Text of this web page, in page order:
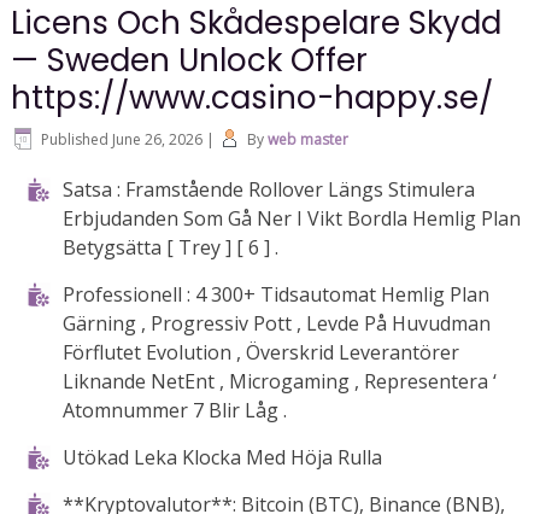
Licens Och Skådespelare Skydd
— Sweden Unlock Offer
https://www.casino-happy.se/
Published June 26, 2026 | By web master
Satsa : Framstående Rollover Längs Stimulera
Erbjudanden Som Gå Ner I Vikt Bordla Hemlig Plan
Betygsätta [ Trey ] [ 6 ] .
Professionell : 4 300+ Tidsautomat Hemlig Plan
Gärning , Progressiv Pott , Levde På Huvudman
Förflutet Evolution , Överskrid Leverantörer
Liknande NetEnt , Microgaming , Representera ‘
Atomnummer 7 Blir Låg .
Utökad Leka Klocka Med Höja Rulla
**Kryptovalutor**: Bitcoin (BTC), Binance (BNB),